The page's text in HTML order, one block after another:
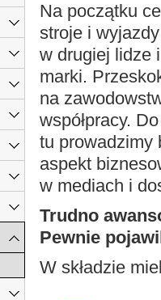
Na początku
stroje i
w drugiej lidze
marki.
na
współpracy.
tu prowadzimy
aspekt
w mediach i
Trudno
Pewnie
W składzie